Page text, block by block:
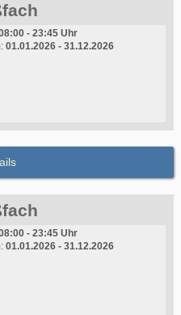
- 23:45 Uhr
01.01.2026 - 31.12.2026
- 23:45 Uhr
01.01.2026 - 31.12.2026